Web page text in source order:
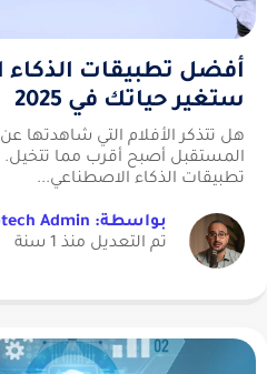
أفضل تطبيقات الذكاء
ستغير حياتك في 2025
هل تتذكر الأفلام التي شاهدتها
تطبيقات الذكاء الاصطناعي...
بواسطة: Snaptech Admin
تم التعديل منذ 1 سنة